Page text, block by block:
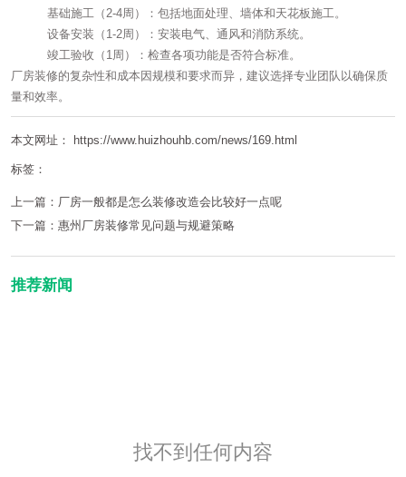
基础施工（2-4周）：包括地面处理、墙体和天花板施工。
设备安装（1-2周）：安装电气、通风和消防系统。
竣工验收（1周）：检查各项功能是否符合标准。
厂房装修的复杂性和成本因规模和要求而异，建议选择专业团队以确保质
量和效率。
本文网址： https://www.huizhouhb.com/news/169.html
标签：
上一篇： 厂房一般都是怎么装修改造会比较好一点呢
下一篇： 惠州厂房装修常见问题与规避策略
推荐新闻
找不到任何内容